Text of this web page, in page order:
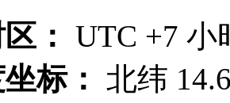
： UTC +7 小
标： 北纬